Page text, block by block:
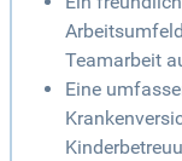
Teamarbeit
Eine